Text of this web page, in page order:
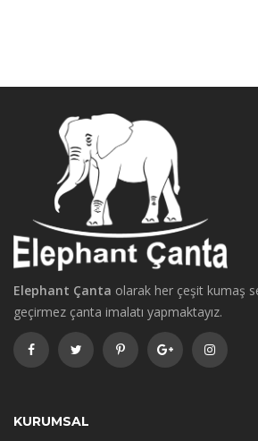
Elephant Çanta olarak her çeşit kumaş
geçirmez çanta imalatı yapmaktayız.
KURUMSAL